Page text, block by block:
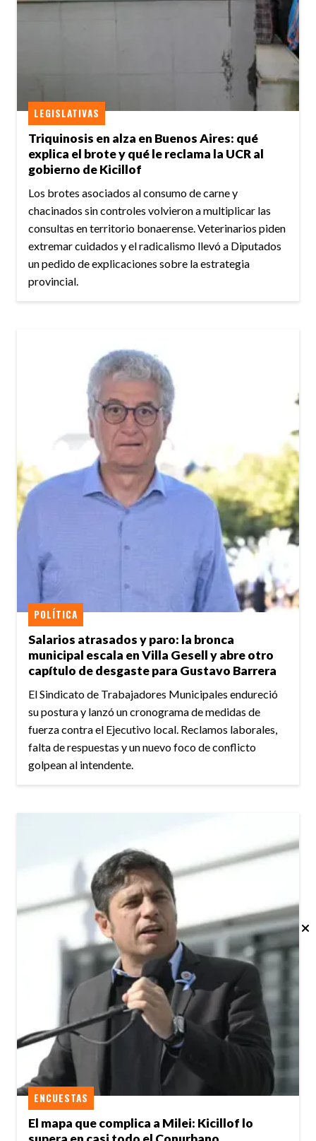
Triquinosis en alza en Buenos Aires: qué
explica el brote y qué le reclama la UCR al
gobierno de Kicillof
LEGISLATIVAS
Los brotes asociados al consumo de carne y
chacinados sin controles volvieron a multiplicar las
consultas en territorio bonaerense. Veterinarios piden
extremar cuidados y el radicalismo llevó a Diputados
un pedido de explicaciones sobre la estrategia
provincial.
Salarios atrasados y paro: la bronca
municipal escala en Villa Gesell y abre otro
capítulo de desgaste para Gustavo Barrera
POLÍTICA
El Sindicato de Trabajadores Municipales endureció
su postura y lanzó un cronograma de medidas de
fuerza contra el Ejecutivo local. Reclamos laborales,
falta de respuestas y un nuevo foco de conflicto
golpean al intendente.
El mapa que complica a Milei: Kicillof lo
ENCUESTAS